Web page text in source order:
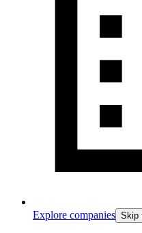
Explore companies Skip